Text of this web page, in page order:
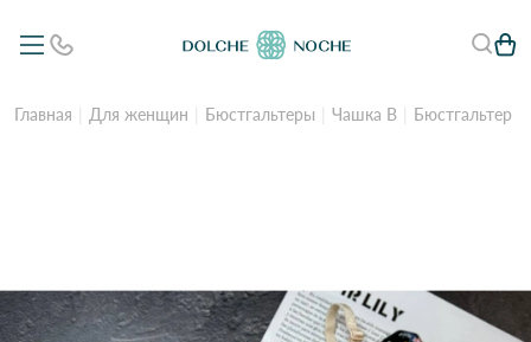
Главная Для женщин Бюстгальтеры Чашка B Бюстгальтер